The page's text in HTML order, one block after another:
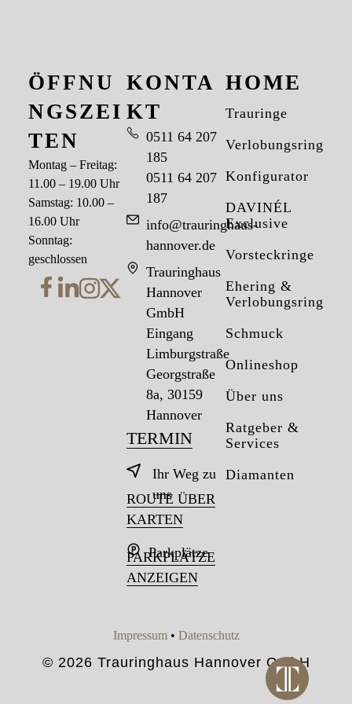
HOME
Trauringe
Verlobungsringe
Konfigurator
DAVINÉL
Exclusive
Vorsteckringe
Ehering &
Verlobungsring
Schmuck
Onlineshop
Über uns
Ratgeber &
Services
Diamanten
KONTA
KT
0511 64 207
185
0511 64 207
187
info@trauringhaus-
hannover.de
Trauringhaus
Hannover
GmbH
Eingang
Limburgstraße
Georgstraße
8a, 30159
Hannover
TERMIN
Ihr Weg zu
uns
ROUTE ÜBER
KARTEN
Parkplätze
PARKPLÄTZE
ANZEIGEN
ÖFFNU
NGSZEI
TEN
Montag – Freitag:
11.00 – 19.00 Uhr
Samstag: 10.00 –
16.00 Uhr
Sonntag:
geschlossen
Impressum• Datenschutz
© 2026 Trauringhaus Hannover GmbH